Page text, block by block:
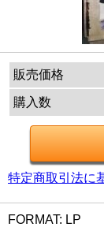
販売価格
購入数
特定商取引法に
FORMAT: LP